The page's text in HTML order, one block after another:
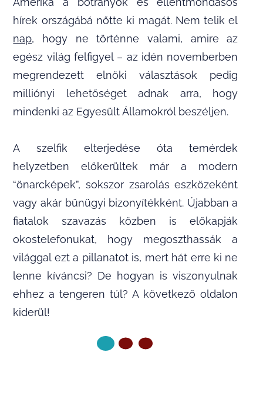
hírek országábá nőtte ki magát. Nem telik el
nap, hogy ne történne valami, amire az
egész világ felfigyel – az idén novemberben
megrendezett elnöki választások pedig
milliónyi lehetőséget adnak arra, hogy
mindenki az Egyesült Államokról beszéljen.
A szelfik elterjedése óta temérdek
helyzetben előkerültek már a modern
“önarcképek”, sokszor zsarolás eszközeként
vagy akár bűnügyi bizonyítékként. Újabban a
fiatalok szavazás közben is előkapják
okostelefonukat, hogy megoszthassák a
világgal ezt a pillanatot is, mert hát erre ki ne
lenne kíváncsi? De hogyan is viszonyulnak
ehhez a tengeren túl? A következő oldalon
kiderül!